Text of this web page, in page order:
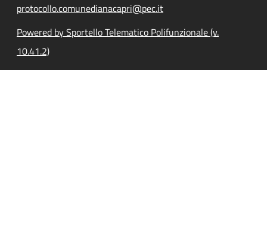
protocollo.comunedianacapri@pec.it
Powered by Sportello Telematico Polifunzionale (v.
10.41.2)